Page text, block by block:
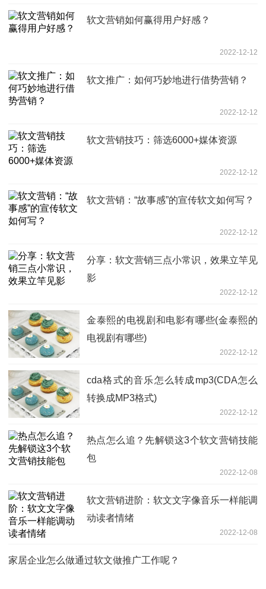
软文营销如何赢得用户好感？
2022-12-12
软文推广：如何巧妙地进行借势营销？
2022-12-12
软文营销技巧：筛选6000+媒体资源
2022-12-12
软文营销：“故事感”的宣传软文如何写？
2022-12-12
分享：软文营销三点小常识，效果立竿见
影
2022-12-12
金泰熙的电视剧和电影有哪些(金泰熙的
电视剧有哪些)
2022-12-12
cda格式的音乐怎么转成mp3(CDA怎么
转换成MP3格式)
2022-12-12
热点怎么追？先解锁这3个软文营销技能
包
2022-12-08
软文营销进阶：软文文字像音乐一样能调
动读者情绪
2022-12-08
家居企业怎么做通过软文做推广工作呢？